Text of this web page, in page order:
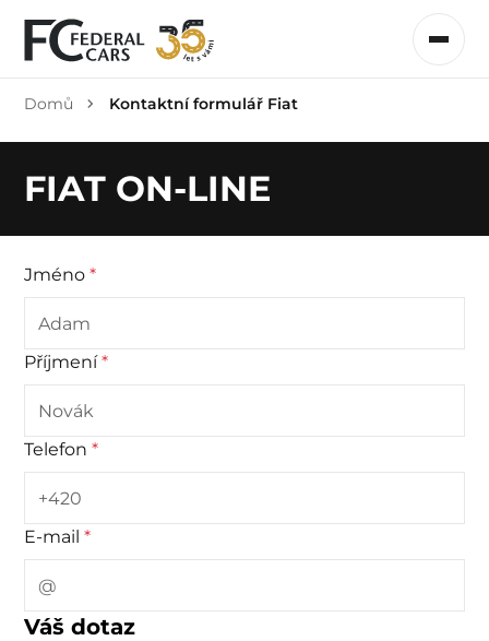
Domů Kontaktní formulář Fiat
FIAT ON-LINE
Jméno*
Příjmení*
Telefon*
E-mail*
Váš dotaz